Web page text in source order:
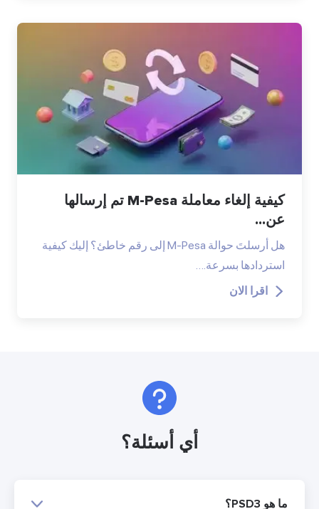
كيفية إلغاء معاملة M-Pesa تم إرسالها
عن...
هل أرسلتَ حوالة M-Pesa إلى رقم خاطئ؟ إليك كيفية
استردادها بسرعة.…
اقرا الان
أي أسئلة؟
ما هو PSD3؟